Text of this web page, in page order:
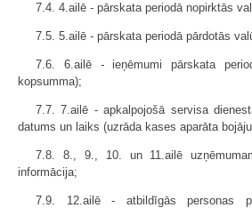
7.4. 4.ailē - pārskata periodā nopirktās
7.5. 5.ailē - pārskata periodā pārdotās
7.6. 6.ailē -ieņēmumi pārskata
kopsumma);
7.7. 7.ailē - apkalpojošā servisa
datums un laiks (uzrāda kases aparāta
7.8. 8., 9., 10. un 11.ailē
informācija;
7.9. 12.ailē - atbildīgās personas